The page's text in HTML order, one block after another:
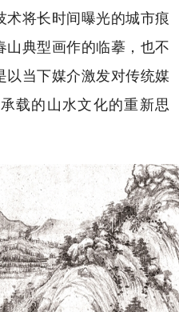
术将长时间曝光的城市痕
山典型画作的临摹，也不
以当下媒介激发对传统媒
载的山水文化的重新思